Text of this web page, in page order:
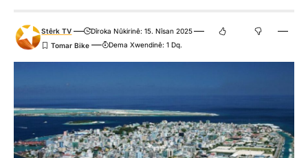
Stêrk TV
Dîroka Nûkirinê: 15. Nîsan 2025
Dema Xwendinê: 1 Dq.